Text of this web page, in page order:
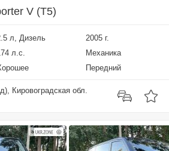
V (T5)
л, Дизель
2005 г.
л.с.
Механика
Передний
Кировоградская обл.